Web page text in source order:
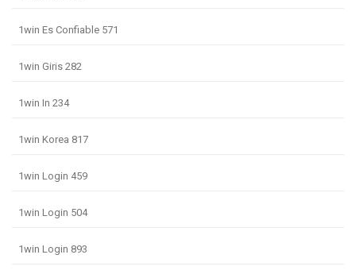
1win Es Confiable 571
1win Giris 282
1win In 234
1win Korea 817
1win Login 459
1win Login 504
1win Login 893